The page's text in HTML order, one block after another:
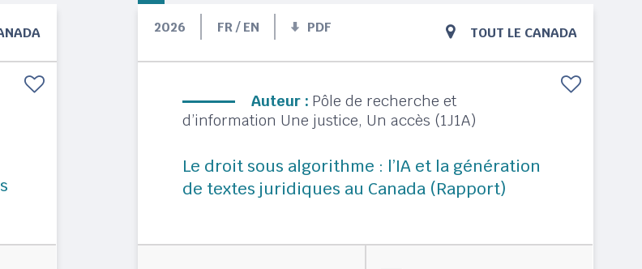
2026 FR / EN PDF TOUT LE CANADA
Auteur : Pôle de recherche et
d’information Une justice, Un accès (1J1A)
Le droit sous algorithme : l’IA et la génération
de textes juridiques au Canada (Rapport)